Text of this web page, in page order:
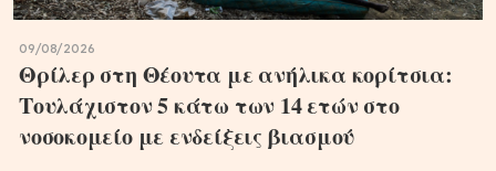
09/08/2026
Θρίλερ στη Θέουτα με ανήλικα κορίτσια:
Τουλάχιστον 5 κάτω των 14 ετών στο
νοσοκομείο με ενδείξεις βιασμού